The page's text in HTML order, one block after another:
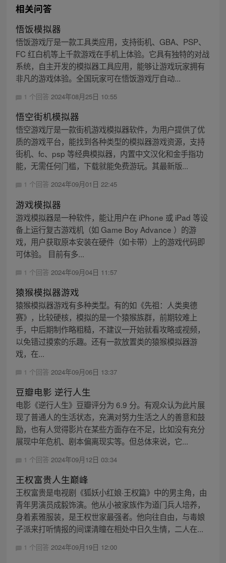
相关问答
悟饭模拟器
悟饭游戏厅是一款工具类应用，支持街机、GBA、PSP、
FC 红白机等上千款游戏在手机上体验。它具有独特的对战
系统，自主开发的模拟器工具应用，能够让游戏玩家拥有
非凡的游戏体验。全国玩家可在悟饭游戏厅自动...
1 个回答 2024年08月25日 10:55
悟空街机模拟器
悟空游戏厅是一款街机游戏模拟器软件，为用户提供了优
质的游戏平台，能找到各种类型的模拟器游戏资源，支持
街机、fc、psp 等经典模拟器，内置中文汉化和金手指功
能，无需任何门槛，下载就能免费游玩。其最新版...
1 个回答 2024年09月01日 22:45
游戏模拟器
游戏模拟器是一种软件，能让用户在 iPhone 或 iPad 等设
备上运行复古游戏机（如 Game Boy Advance ）的游
戏，用户获取原本安装在硬件（如卡带）上的游戏代码即
可体验。 目前有多...
1 个回答 2024年09月04日 11:57
猿猴模拟器游戏
猿猴模拟器游戏有多种类型。有的如《先祖：人类奥德
赛》，比较硬核，模拟的是一个猿猴族群，前期较难上
手，中后期制作略粗糙，不建议一开始就看攻略或视频，
以免错过摸索的乐趣。还有一款放置类的猿猴模拟器游
戏，在...
1 个回答 2024年09月06日 13:37
豆瓣电影 逆行人生
电影《逆行人生》豆瓣评分为 6.9 分。有观众认为此片展
现了普通人的生活状态，充满对努力生活之人的善意和鼓
励，也有人觉得影片在某些方面存在不足，比如没有充分
展现中年危机、剧本偏离现实等。但总体来说，它...
1 个回答 2024年09月12日 03:34
王权富贵人生巅峰
王权富贵是电视剧《狐妖小红娘·王权篇》中的男主角，由
青年男演员成毅饰演。他从小被家族作为道门兵人培养，
身着素雅服装，是王权世家最强者。他向往自由，与毒娘
子派来打听情报的间谍清瞳在相处中日久生情，二人在...
1 个回答 2024年09月19日 12:00